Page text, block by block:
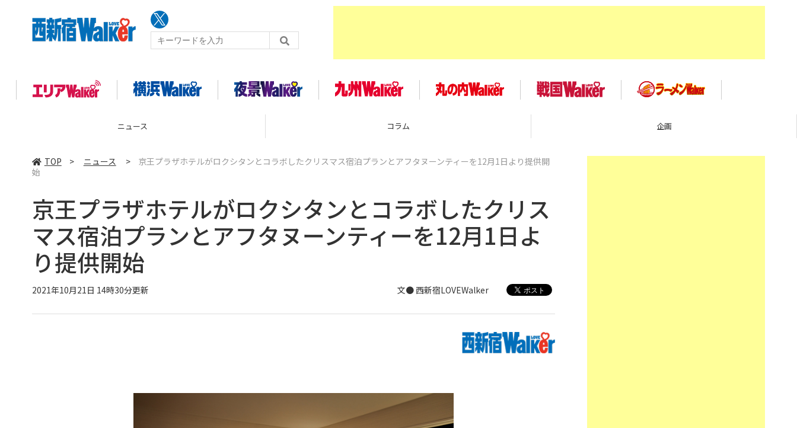
コラム 企画 TOP
TOP > ニュース >
京王プラザホテルがロクシタンとコラボしたクリスマス宿泊プランとアフタヌーンティーを12月1日より提供開
始
京王プラザホテルがロクシタンとコラボしたクリス
マス宿泊プランとアフタヌーンティーを12月1日よ
り提供開始
2021年10月21日 14時30分更新 文● 西新宿LOVEWalker